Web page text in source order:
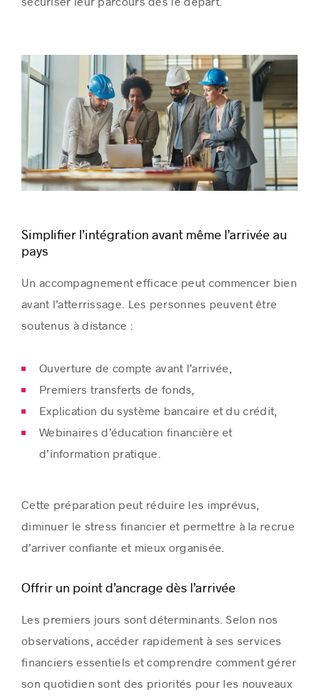
Simplifier l’intégration avant même l’arrivée au
pays
Un accompagnement efficace peut commencer bien
avant l’atterrissage. Les personnes peuvent être
soutenus à distance :
Ouverture de compte avant l’arrivée,
Premiers transferts de fonds,
Explication du système bancaire et du crédit,
Webinaires d’éducation financière et
d’information pratique.
Cette préparation peut réduire les imprévus,
diminuer le stress financier et permettre à la recrue
d’arriver confiante et mieux organisée.
Offrir un point d’ancrage dès l’arrivée
Les premiers jours sont déterminants. Selon nos
observations, accéder rapidement à ses services
financiers essentiels et comprendre comment gérer
son quotidien sont des priorités pour les nouveaux